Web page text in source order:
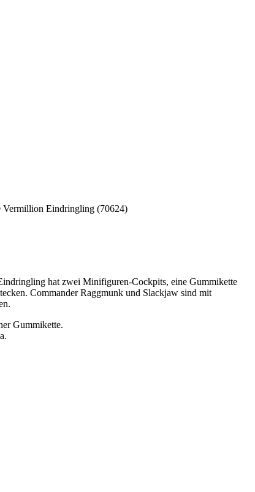
hat zwei Minifiguren-Cockpits, eine Gummikette
Commander Raggmunk und Slackjaw sind mit
Gummikette.